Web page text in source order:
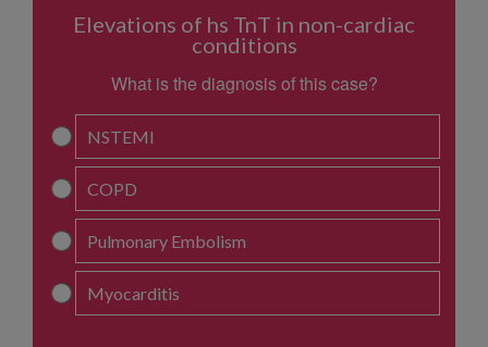
Elevations of hs TnT in non-cardiac
conditions
What is the diagnosis of this case?
NSTEMI
COPD
Pulmonary Embolism
Myocarditis